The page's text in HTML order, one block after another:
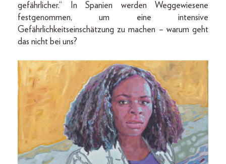
gefährlicher.“ In Spanien werden Weggewiesene
festgenommen, um eine intensive
Gefährlichkeitseinschätzung zu machen – warum geht
das nicht bei uns?